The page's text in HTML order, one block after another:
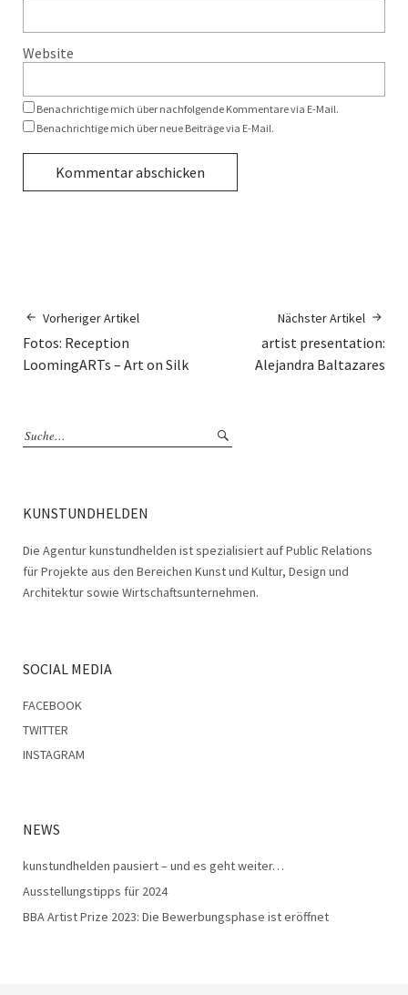
Website
Benachrichtige mich über nachfolgende Kommentare via E-Mail.
Benachrichtige mich über neue Beiträge via E-Mail.
Vorheriger Artikel
Fotos: Reception
LoomingARTs – Art on Silk
Nächster Artikel
artist presentation:
Alejandra Baltazares
KUNSTUNDHELDEN
Die Agentur kunstundhelden ist spezialisiert auf Public Relations
für Projekte aus den Bereichen Kunst und Kultur, Design und
Architektur sowie Wirtschaftsunternehmen.
SOCIAL MEDIA
FACEBOOK
TWITTER
INSTAGRAM
NEWS
kunstundhelden pausiert – und es geht weiter…
Ausstellungstipps für 2024
BBA Artist Prize 2023: Die Bewerbungsphase ist eröffnet